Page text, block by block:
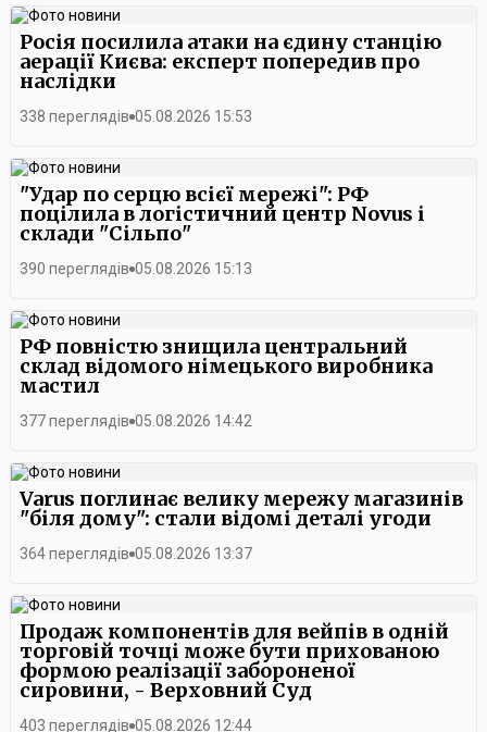
Росія посилила атаки на єдину станцію
аерації Києва: експерт попередив про
наслідки
338 переглядів 05.08.2026 15:53
"Удар по серцю всієї мережі": РФ
поцілила в логістичний центр Novus і
склади "Сільпо"
390 переглядів 05.08.2026 15:13
РФ повністю знищила центральний
склад відомого німецького виробника
мастил
377 переглядів 05.08.2026 14:42
Varus поглинає велику мережу магазинів
"біля дому": стали відомі деталі угоди
364 переглядів 05.08.2026 13:37
Продаж компонентів для вейпів в одній
торговій точці може бути прихованою
формою реалізації забороненої
сировини, - Верховний Суд
403 переглядів 05.08.2026 12:44